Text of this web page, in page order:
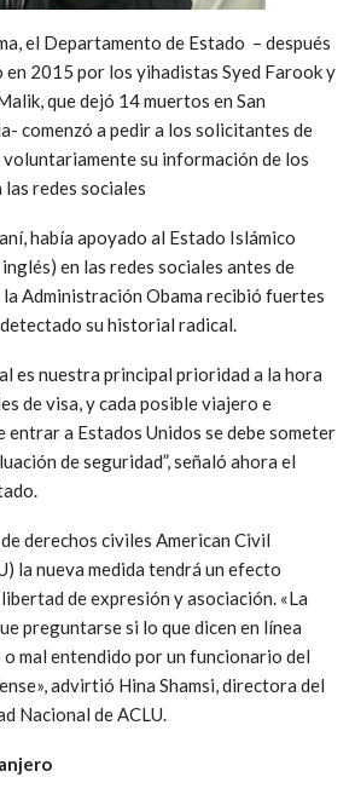
el Departamento de Estado – después
2015 por los yihadistas Syed Farook y
que dejó 14 muertos en San
comenzó a pedir a los solicitantes de
su información de los
redes sociales
había apoyado al Estado Islámico
inglés) en las redes sociales antes de
la Administración Obama recibió fuertes
su historial radical.
es nuestra principal prioridad a la hora
de visa, y cada posible viajero e
entrar a Estados Unidos se debe someter
de seguridad”, señaló ahora el
derechos civiles American Civil
la nueva medida tendrá un efecto
de expresión y asociación. «La
preguntarse si lo que dicen en línea
mal entendido por un funcionario del
advirtió Hina Shamsi, directora del
Nacional de ACLU.